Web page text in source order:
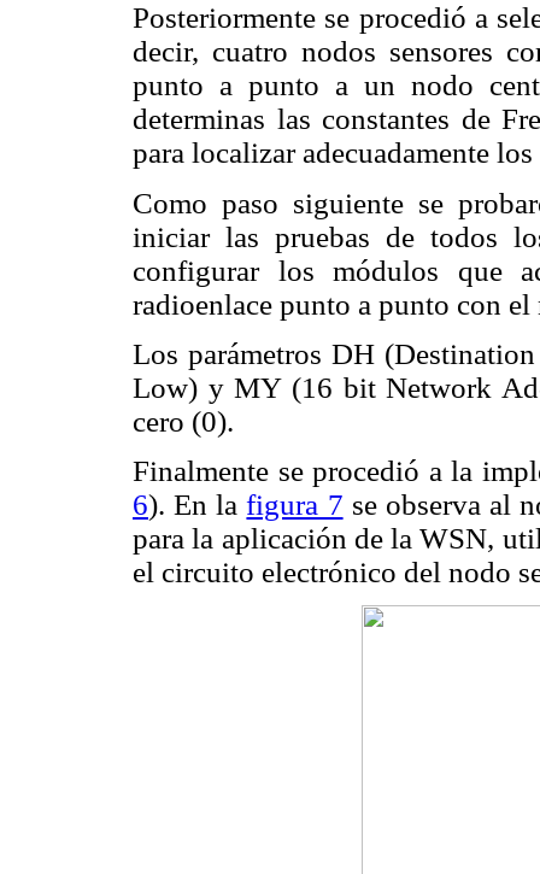
Posteriormente se procedió a
decir, cuatro nodos sensores
punto a punto a un nodo
determinas las constantes de
para localizar adecuadamente
Como paso siguiente se
iniciar las pruebas de todos
configurar los módulos que
radioenlace punto a punto con
Los parámetros DH
Low) y MY (16 bit Network
cero (0).
Finalmente se procedió a la
6). En lafigura 7 se observa al
para la aplicación de la WSN,
el circuito electrónico del nodo